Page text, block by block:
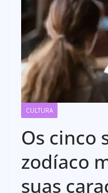
CULTURA
Os cinco
zodíaco
suas